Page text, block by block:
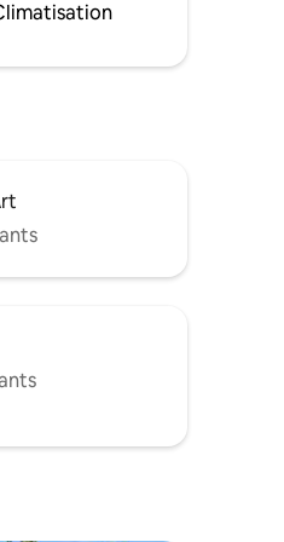
APRÈS votre
plus.